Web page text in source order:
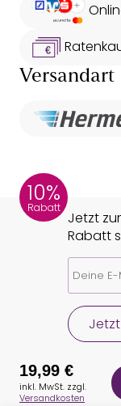
Versandart
10%
Rabatt
Jetzt
Rabatt
19,99 €
inkl. MwSt. zzgl.
Versandkosten